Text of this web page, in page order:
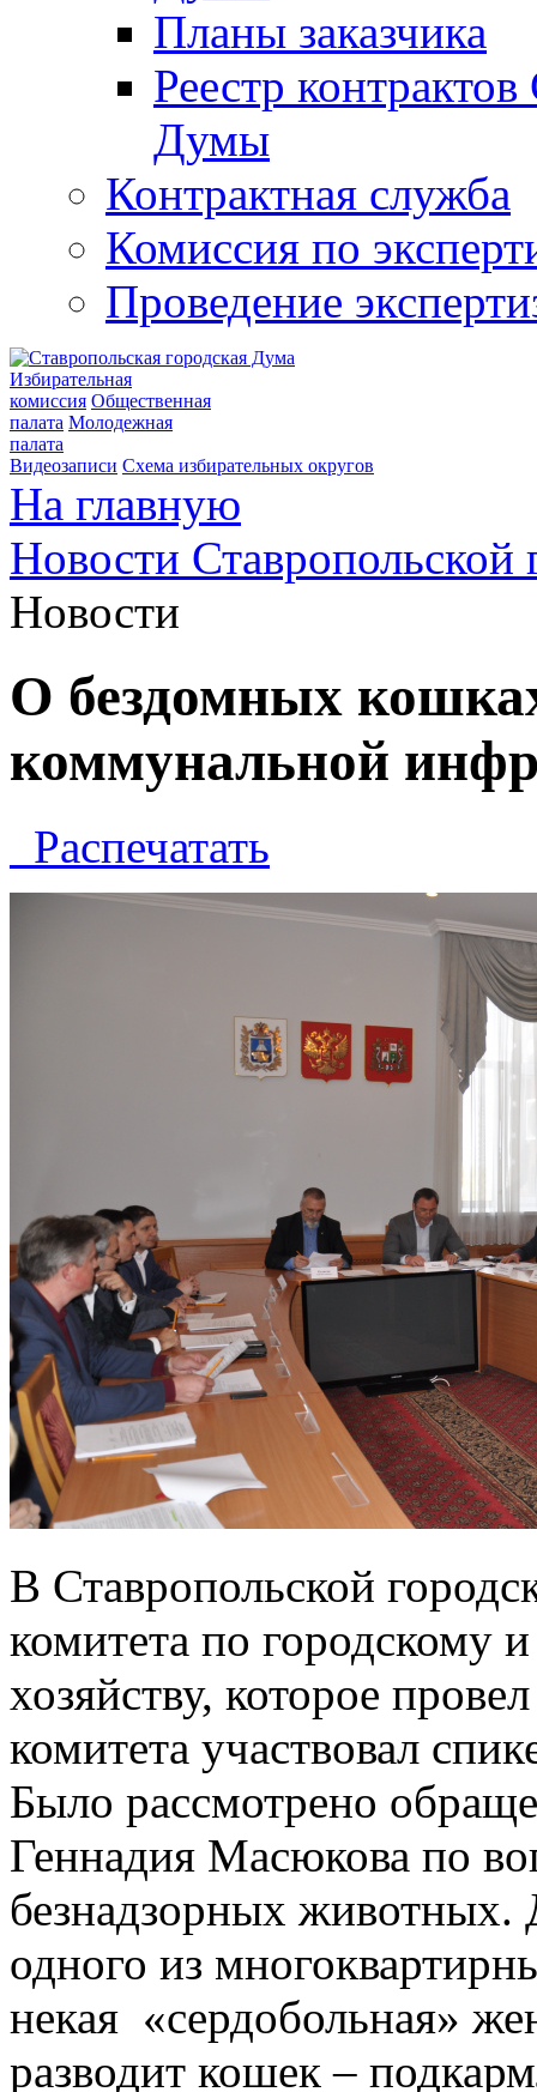
Планы заказчика
Реестр
Думы
Контрактная служба
Комиссия по
Проведение
Избирательная
комиссия Общественная
палата Молодежная
палата
Видеозаписи Схема избирательных округов
На главную
Новости
Новости
О бездомных
коммунальной
Распечатать
В Ставропольской
комитета по
хозяйству, которое
комитета участвовал
Было рассмотрено
Геннадия Масюкова по
безнадзорных животных.
одного из
некая «сердобольная»
разводит кошек –